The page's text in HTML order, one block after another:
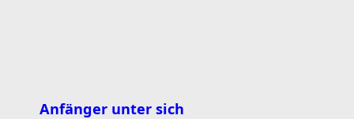
Anfänger unter sich